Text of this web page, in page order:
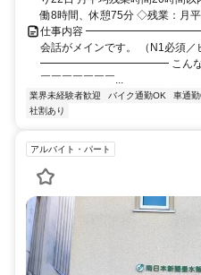
働8時間、休憩75分 ◇残業：月
仕事内容 ━━━━━━━━━━━━
会話がメインです。 （N1必須／
━━━━━━━━━━━━ こんなお悩
￣￣￣￣￣￣￣...
業界未経験者歓迎 バイク通勤OK 車通
社割あり
アルバイト・パート